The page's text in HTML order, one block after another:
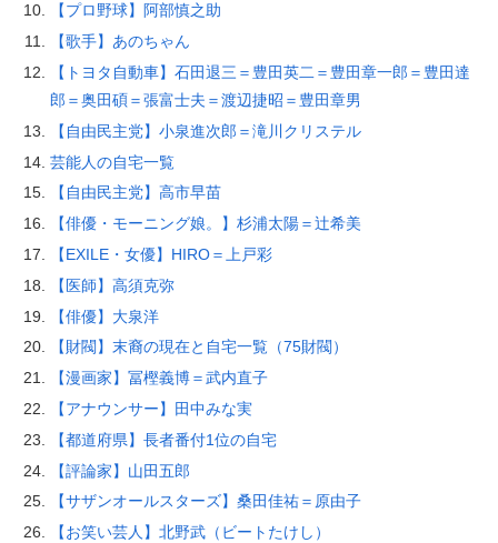
【プロ野球】阿部慎之助
【歌手】あのちゃん
【トヨタ自動車】石田退三＝豊田英二＝豊田章一郎＝豊田達
郎＝奥田碩＝張富士夫＝渡辺捷昭＝豊田章男
【自由民主党】小泉進次郎＝滝川クリステル
芸能人の自宅一覧
【自由民主党】高市早苗
【俳優・モーニング娘。】杉浦太陽＝辻希美
【EXILE・女優】HIRO＝上戸彩
【医師】高須克弥
【俳優】大泉洋
【財閥】末裔の現在と自宅一覧（75財閥）
【漫画家】冨樫義博＝武内直子
【アナウンサー】田中みな実
【都道府県】長者番付1位の自宅
【評論家】山田五郎
【サザンオールスターズ】桑田佳祐＝原由子
【お笑い芸人】北野武（ビートたけし）